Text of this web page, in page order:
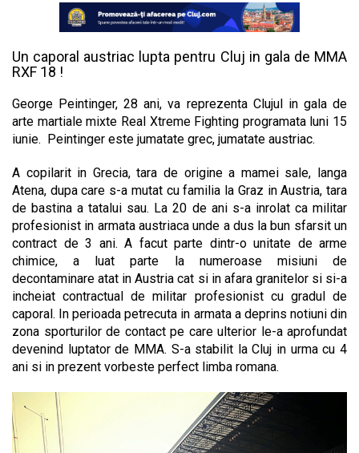
Un caporal austriac lupta pentru Cluj in gala de MMA
RXF 18 !
George Peintinger, 28 ani, va reprezenta Clujul in gala de
arte martiale mixte Real Xtreme Fighting programata luni 15
iunie. Peintinger este jumatate grec, jumatate austriac.
A copilarit in Grecia, tara de origine a mamei sale, langa
Atena, dupa care s-a mutat cu familia la Graz in Austria, tara
de bastina a tatalui sau. La 20 de ani s-a inrolat ca militar
profesionist in armata austriaca unde a dus la bun sfarsit un
contract de 3 ani. A facut parte dintr-o unitate de arme
chimice, a luat parte la numeroase misiuni de
decontaminare atat in Austria cat si in afara granitelor si si-a
incheiat contractual de militar profesionist cu gradul de
caporal. In perioada petrecuta in armata a deprins notiuni din
zona sporturilor de contact pe care ulterior le-a aprofundat
devenind luptator de MMA. S-a stabilit la Cluj in urma cu 4
ani si in prezent vorbeste perfect limba romana.